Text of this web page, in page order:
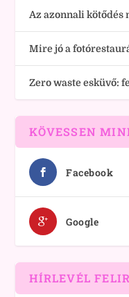
Az azonnali
Mire jó a
Zero waste esküvő:
KÖVESSEN
Facebook
Google
HÍRLEVÉL